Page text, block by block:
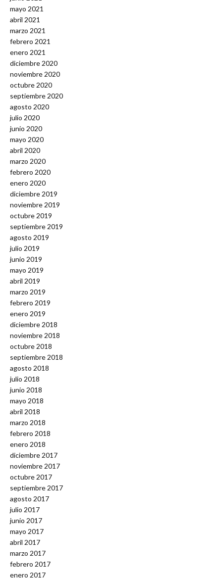
mayo 2021
abril 2021
marzo 2021
febrero 2021
enero 2021
diciembre 2020
noviembre 2020
octubre 2020
septiembre 2020
agosto 2020
julio 2020
junio 2020
mayo 2020
abril 2020
marzo 2020
febrero 2020
enero 2020
diciembre 2019
noviembre 2019
octubre 2019
septiembre 2019
agosto 2019
julio 2019
junio 2019
mayo 2019
abril 2019
marzo 2019
febrero 2019
enero 2019
diciembre 2018
noviembre 2018
octubre 2018
septiembre 2018
agosto 2018
julio 2018
junio 2018
mayo 2018
abril 2018
marzo 2018
febrero 2018
enero 2018
diciembre 2017
noviembre 2017
octubre 2017
septiembre 2017
agosto 2017
julio 2017
junio 2017
mayo 2017
abril 2017
marzo 2017
febrero 2017
enero 2017